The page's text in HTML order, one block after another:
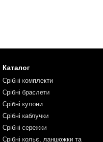
Каталог
Срібні комплекти
Срібні браслети
Срібні кулони
Срібні каблучки
Срібні сережки
Срібні кольє, ланцюжки та